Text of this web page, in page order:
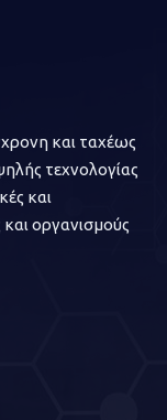
και ταχέως
τεχνολογίας
και
οργανισμούς